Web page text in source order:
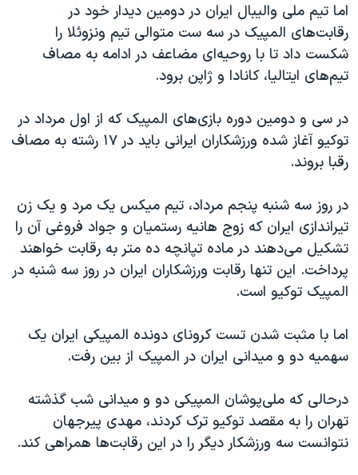
اما تیم ملی والیبال ایران در دومین دیدار خود در
رقابت‌های المپیک در سه ست متوالی تیم ونزوئلا را
شکست داد تا با روحیه‌ای مضاعف در ادامه به مصاف
تیم‌های ایتالیا، کانادا و ژاپن برود.
در سی و دومین دوره بازی‌های المپیک که از اول مرداد در
توکیو آغاز شده ورزشکاران ایرانی باید در ۱۷ رشته به مصاف
رقبا بروند.
در روز سه شنبه پنجم مرداد، تیم میکس یک مرد و یک زن
تیراندازی ایران که زوج هانیه رستمیان و جواد فروغی آن‌ را
تشکیل می‌دهند در ماده تپانچه ده متر به رقابت خواهند
پرداخت. این تنها رقابت ورزشکاران ایران در روز سه شنبه در
المپیک توکیو است.
اما با مثبت شدن تست کرونای دونده المپیکی ایران یک
سهمیه دو و میدانی ایران در المپیک از بین رفت.
درحالی که ملی‌پوشان المپیکی دو و میدانی شب گذشته
تهران را به مقصد توکیو ترک کردند، مهدی پیرجهان
نتوانست سه ورزشکار دیگر را در این رقابت‌ها همراهی کند.